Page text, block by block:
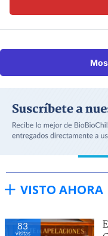
VISTO AHORA
83
visitas